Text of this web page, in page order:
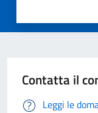
Contatta il
Leggi le